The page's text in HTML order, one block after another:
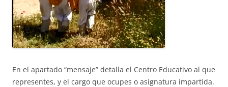
En el apartado “mensaje” detalla el Centro Educativo al que
representes, y el cargo que ocupes o asignatura impartida.